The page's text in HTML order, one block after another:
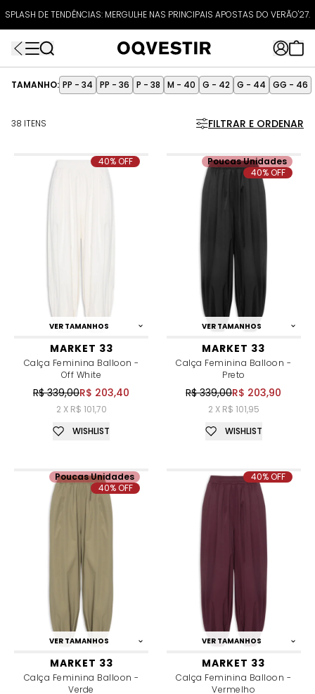
SPLASH DE TENDÊNCIAS: MERGULHE NAS PRINCIPAIS APOSTAS DO VERÃO'27.
ATÉ 80% OFF + 10% OFF EXTRA!
EXTRA10*
CUPOM:
EXTRA10FRETEAPP
R$499*
TAMANHO: PP - 34 PP - 36 P - 38 M - 40 G - 42 G - 44 GG - 46
38 ITENS FILTRAR E ORDENAR
VER TAMANHOS
MARKET 33
Calça Feminina Balloon -
Off White
R$ 339,00R$ 203,40
2 X R$ 101,70
40% OFF
WISHLIST
VER TAMANHOS
MARKET 33
Calça Feminina Balloon -
Preto
R$ 339,00R$ 203,90
2 X R$ 101,95
Poucas Unidades
40% OFF
WISHLIST
VER TAMANHOS
MARKET 33
Calça Feminina Balloon -
Verde
Poucas Unidades
40% OFF
VER TAMANHOS
MARKET 33
Calça Feminina Balloon -
Vermelho
40% OFF